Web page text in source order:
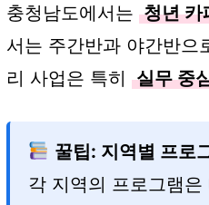
충청남도에서는 청년 카
서는 주간반과 야간반으
리 사업은 특히 실무 중
꿀팁: 지역별 프로
각 지역의 프로그램